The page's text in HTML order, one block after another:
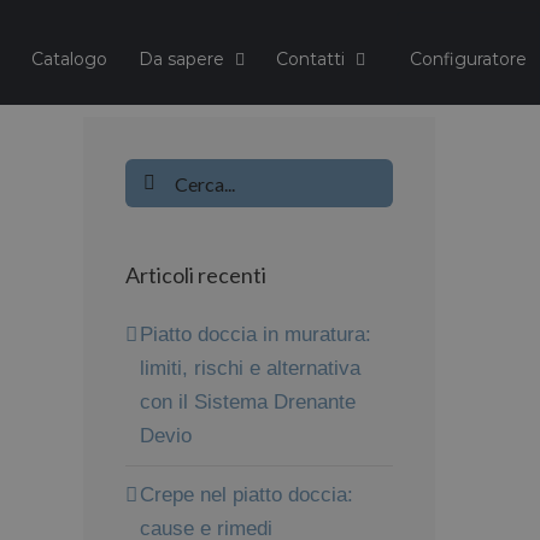
Catalogo Da sapere Contatti
Cerca
per:
Articoli recenti
Piatto doccia in muratura:
limiti, rischi e alternativa
con il Sistema Drenante
Devio
Crepe nel piatto doccia:
cause e rimedi